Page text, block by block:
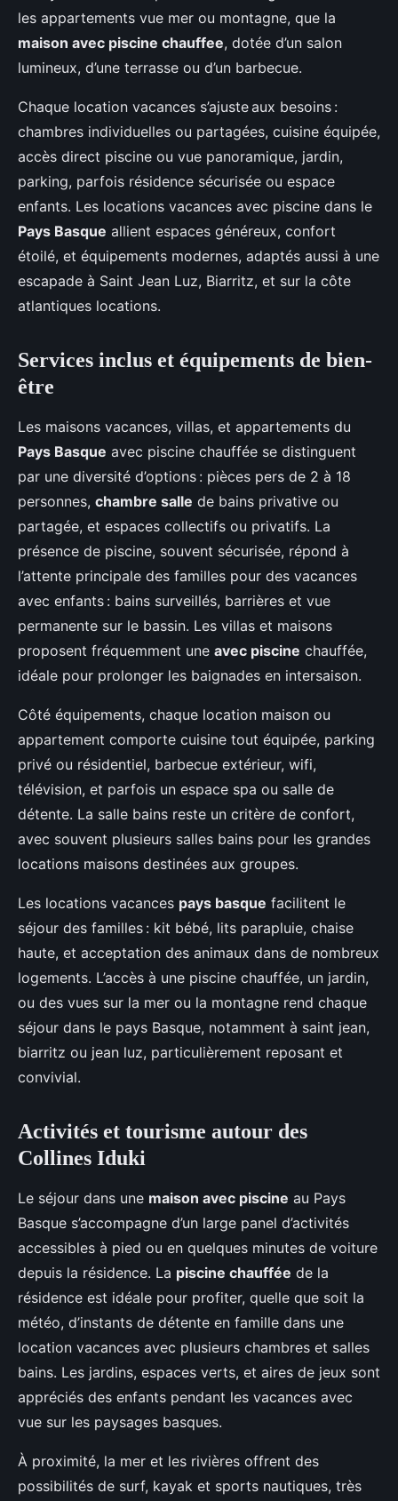
les appartements vue mer ou montagne, que la
maison avec piscine chauffee, dotée d’un salon
lumineux, d’une terrasse ou d’un barbecue.
Chaque location vacances s’ajuste aux besoins :
chambres individuelles ou partagées, cuisine équipée,
accès direct piscine ou vue panoramique, jardin,
parking, parfois résidence sécurisée ou espace
enfants. Les locations vacances avec piscine dans le
Pays Basque allient espaces généreux, confort
étoilé, et équipements modernes, adaptés aussi à une
escapade à Saint Jean Luz, Biarritz, et sur la côte
atlantiques locations.
Services inclus et équipements de bien-
être
Les maisons vacances, villas, et appartements du
Pays Basque avec piscine chauffée se distinguent
par une diversité d’options : pièces pers de 2 à 18
personnes, chambre salle de bains privative ou
partagée, et espaces collectifs ou privatifs. La
présence de piscine, souvent sécurisée, répond à
l’attente principale des familles pour des vacances
avec enfants : bains surveillés, barrières et vue
permanente sur le bassin. Les villas et maisons
proposent fréquemment une avec piscine chauffée,
idéale pour prolonger les baignades en intersaison.
Côté équipements, chaque location maison ou
appartement comporte cuisine tout équipée, parking
privé ou résidentiel, barbecue extérieur, wifi,
télévision, et parfois un espace spa ou salle de
détente. La salle bains reste un critère de confort,
avec souvent plusieurs salles bains pour les grandes
locations maisons destinées aux groupes.
Les locations vacances pays basque facilitent le
séjour des familles : kit bébé, lits parapluie, chaise
haute, et acceptation des animaux dans de nombreux
logements. L’accès à une piscine chauffée, un jardin,
ou des vues sur la mer ou la montagne rend chaque
séjour dans le pays Basque, notamment à saint jean,
biarritz ou jean luz, particulièrement reposant et
convivial.
Activités et tourisme autour des
Collines Iduki
Le séjour dans une maison avec piscine au Pays
Basque s’accompagne d’un large panel d’activités
accessibles à pied ou en quelques minutes de voiture
depuis la résidence. La piscine chauffée de la
résidence est idéale pour profiter, quelle que soit la
météo, d’instants de détente en famille dans une
location vacances avec plusieurs chambres et salles
bains. Les jardins, espaces verts, et aires de jeux sont
appréciés des enfants pendant les vacances avec
vue sur les paysages basques.
À proximité, la mer et les rivières offrent des
possibilités de surf, kayak et sports nautiques, très